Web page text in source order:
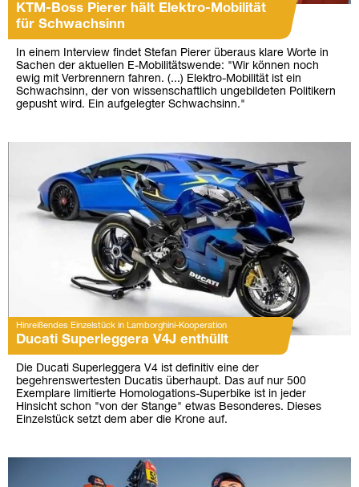
KTM-Boss Pierer hält Elektro-Mobilität
für Schwachsinn
In einem Interview findet Stefan Pierer überaus klare Worte in
Sachen der aktuellen E-Mobilitätswende: "Wir können noch
ewig mit Verbrennern fahren. (...) Elektro-Mobilität ist ein
Schwachsinn, der von wissenschaftlich ungebildeten Politikern
gepusht wird. Ein aufgelegter Schwachsinn."
Hinreißendes Einzelstück in Lamborghini-Kooperation
Ducati Superleggera V4J enthüllt
Die Ducati Superleggera V4 ist definitiv eine der
begehrenswertesten Ducatis überhaupt. Das auf nur 500
Exemplare limitierte Homologations-Superbike ist in jeder
Hinsicht schon "von der Stange" etwas Besonderes. Dieses
Einzelstück setzt dem aber die Krone auf.